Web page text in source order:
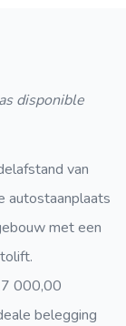
disponible
van
autostaanplaats
met een
000,00
belegging